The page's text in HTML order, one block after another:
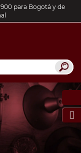
para Bogotá y de
